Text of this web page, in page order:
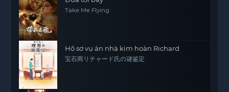
Take Me Flying
Hồ sơ vụ án nhà kim hoàn Richard
宝石商リチャード氏の谜鉴定